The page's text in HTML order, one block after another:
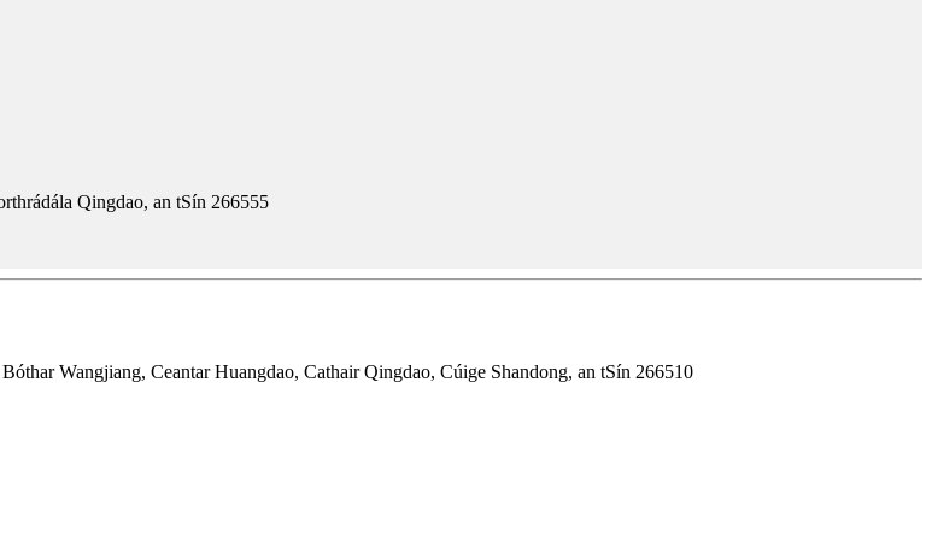
Qingdao, an tSín 266555
Wangjiang, Ceantar Huangdao, Cathair Qingdao, Cúige Shandong, an tSín 266510